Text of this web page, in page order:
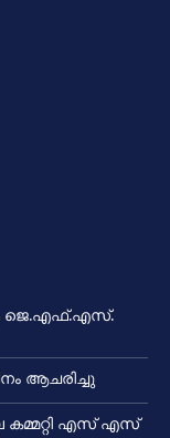
ജെ.എഫ്.എസ്.
ആചരിച്ചു
എസ് എസ്